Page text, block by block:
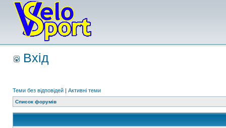
Вхід
Теми без відповідей | Активні теми
Список форумів